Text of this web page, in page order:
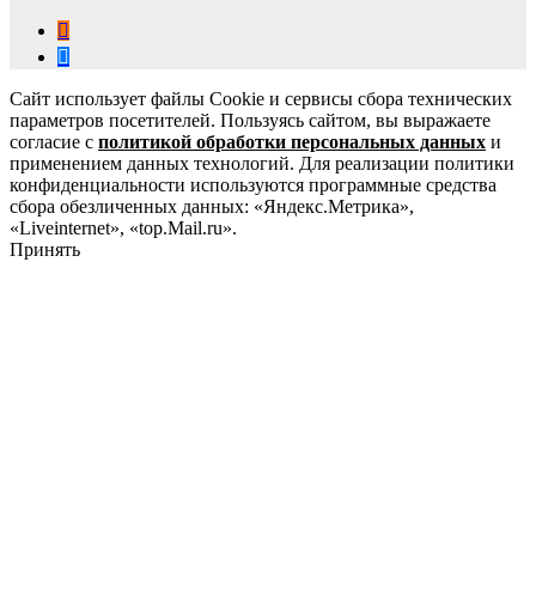
Сайт использует файлы Cookie и сервисы сбора технических
параметров посетителей. Пользуясь сайтом, вы выражаете
согласие с политикой обработки персональных данных и
применением данных технологий. Для реализации политики
конфиденциальности используются программные средства
сбора обезличенных данных: «Яндекс.Метрика»,
«Liveinternet», «top.Mail.ru».
Принять